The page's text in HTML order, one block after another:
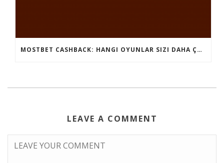
MOSTBET CASHBACK: HANGI OYUNLAR SIZI DAHA ÇOX QAZANA BILƏR?
LEAVE A COMMENT